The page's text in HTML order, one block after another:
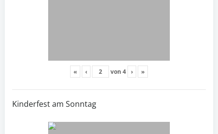
« ‹ von 4 › »
Kinderfest am Sonntag